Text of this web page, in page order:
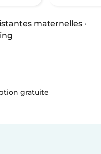
maternelles ·
gratuite